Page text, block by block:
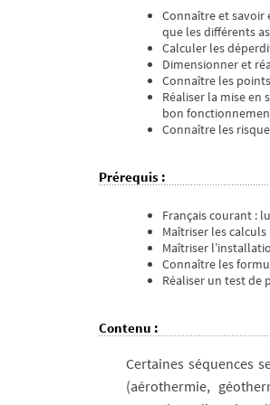
Connaître et savoir
que les différents
Calculer les
Dimensionner et
Connaître les
Réaliser la mise
bon
Connaître les
Prérequis :
Français courant :
Maîtriser les
Maîtriser
Connaître les
Réaliser un test de
Contenu :
Certaines séquences
(aérothermie,